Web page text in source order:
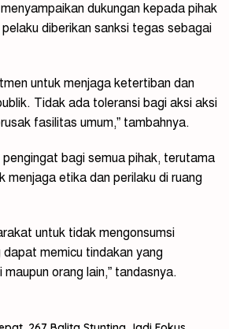
dukungan kepada pihak
diberikan sanksi tegas sebagai
untuk menjaga ketertiban dan
Tidak ada toleransi bagi aksi aksi
fasilitas umum,” tambahnya.
bagi semua pihak, terutama
menjaga etika dan perilaku di ruang
untuk tidak mengonsumsi
dapat memicu tindakan yang
maupun orang lain,” tandasnya.